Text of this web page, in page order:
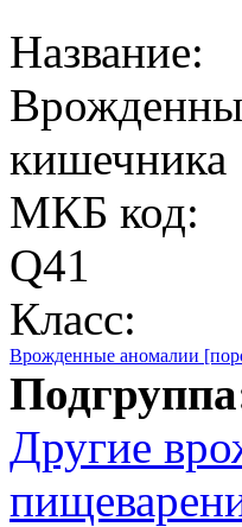
Название:
кишечника
МКБ код:
Q41
Класс:
Врожденные аномалии
Другие